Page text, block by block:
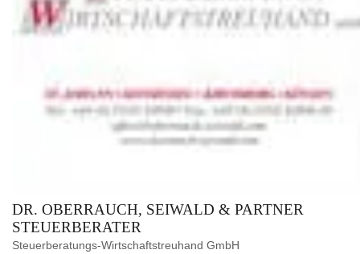
DR. OBERRAUCH, SEIWALD & PARTNER
STEUERBERATER
Steuerberatungs-Wirtschaftstreuhand GmbH